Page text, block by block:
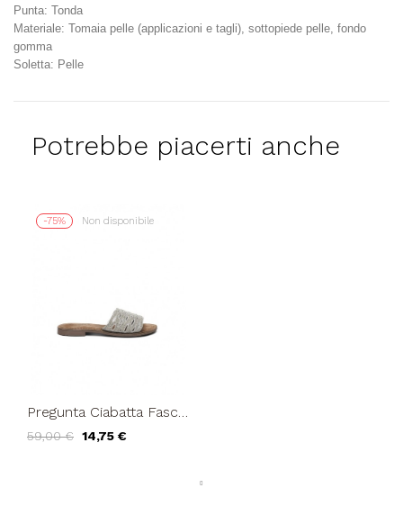
Punta: Tonda
Materiale: Tomaia pelle (applicazioni e tagli), sottopiede pelle, fondo
gomma
Soletta: Pelle
Potrebbe piacerti anche
-75% Non disponibile
Pregunta Ciabatta Fascia
59,00 € 14,75 €